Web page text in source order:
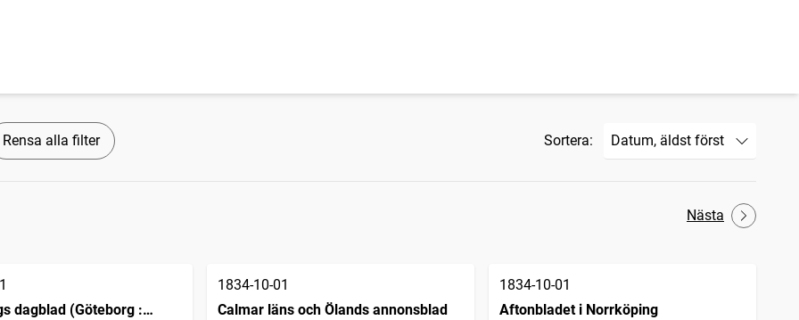
Rensa alla filter Sortera:
Nästa
dagblad (Göteborg :
1834-10-01
Calmar läns och Ölands annonsblad
1834-10-01
Aftonbladet i Norrköping